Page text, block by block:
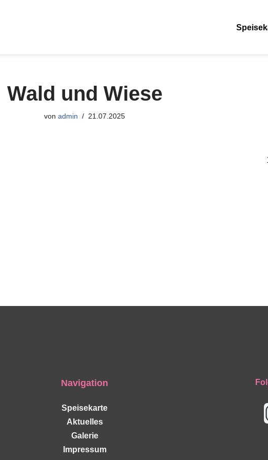
Wald und Wiese
von admin 21.07.2025
Navigation
Speisekarte
Aktuelles
Galerie
Impressum